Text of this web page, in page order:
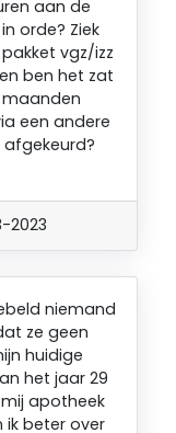
aan de
orde? Ziek
vgz/izz
ben het zat
een andere
afgekeurd?
2023
niemand
ze geen
huidige
het jaar 29
apotheek
beter over